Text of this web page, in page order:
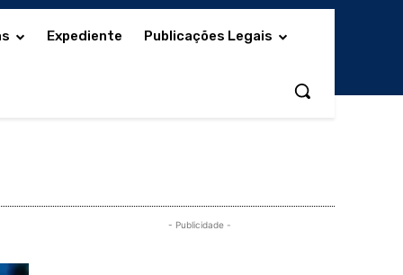
Expediente Publicações Legais
- Publicidade -